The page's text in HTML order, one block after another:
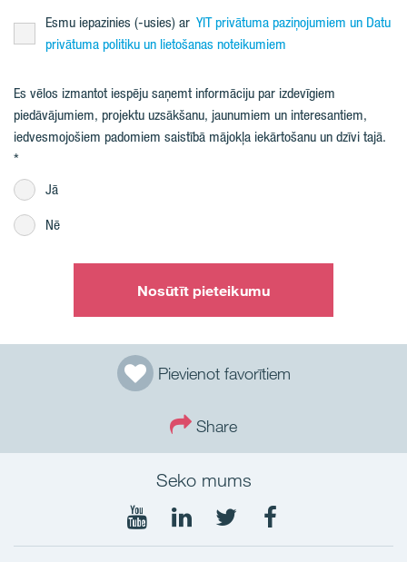
Pievienot favorītiem
Share
Esmu iepazinies (-usies) ar YIT privātuma paziņojumiem un Datu
privātuma politiku un lietošanas noteikumiem
Es vēlos izmantot iespēju saņemt informāciju par izdevīgiem
piedāvājumiem, projektu uzsākšanu, jaunumiem un interesantiem,
iedvesmojošiem padomiem saistībā mājokļa iekārtošanu un dzīvi tajā.
Jā
Nē
Nosūtīt pieteikumu
Seko mums
SekoSekoSekoSeko